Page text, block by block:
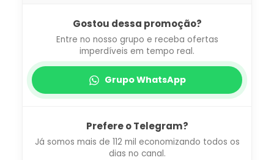
Gostou dessa promoção?
Entre no nosso grupo e receba ofertas
imperdíveis em tempo real.
Grupo WhatsApp
Prefere o Telegram?
Já somos mais de 112 mil economizando todos os
dias no canal.